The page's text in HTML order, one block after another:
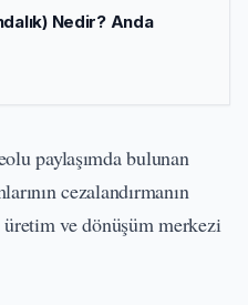
Nedir? Anda
paylaşımda bulunan
cezalandırmanın
ve dönüşüm merkezi